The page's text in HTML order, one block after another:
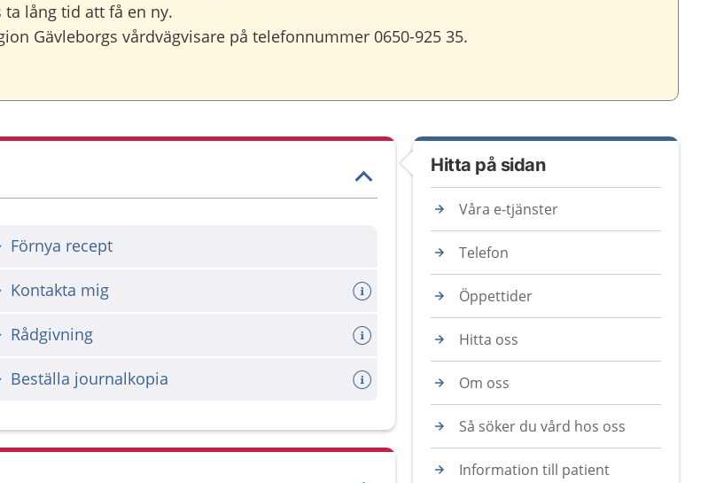
ta lång tid att få en ny.
Gävleborgs vårdvägvisare på telefonnummer 0650-925 35.
Förnya recept
Kontakta mig
Rådgivning
Beställa journalkopia
Hitta på sidan
Våra e-tjänster
Telefon
Öppettider
Hitta oss
Om oss
Så söker du vård hos oss
Information till patient